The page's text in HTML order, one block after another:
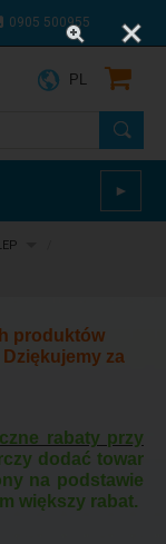
0905 500955
►
PL
produktów
za
rabaty przy
dodać towar
na podstawie
większy rabat.